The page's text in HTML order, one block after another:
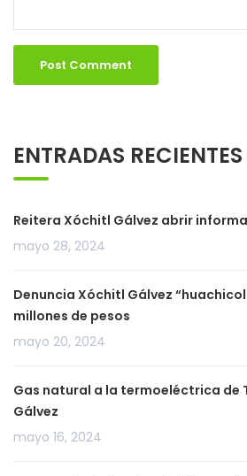
ENTRADAS RECIENTES
Reitera Xóchitl Gálvez abrir
mayo 28, 2024
Denuncia Xóchitl Gálvez
millones de pesos
mayo 20, 2024
Gas natural a la termoeléctrica de
Gálvez
mayo 16, 2024